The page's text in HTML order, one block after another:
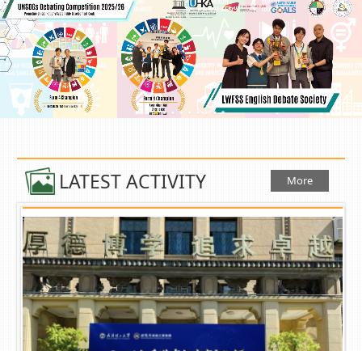
LATEST ACTIVITY More